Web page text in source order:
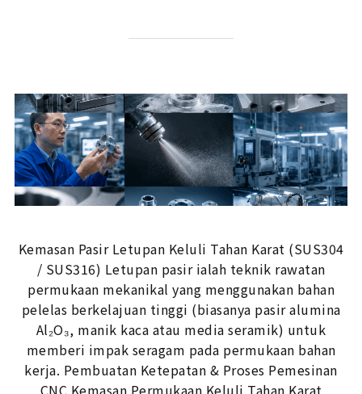
Kemasan Pasir Letupan Keluli Tahan Karat (SUS304
/ SUS316) Letupan pasir ialah teknik rawatan
permukaan mekanikal yang menggunakan bahan
pelelas berkelajuan tinggi (biasanya pasir alumina
Al₂O₃, manik kaca atau media seramik) untuk
memberi impak seragam pada permukaan bahan
kerja. Pembuatan Ketepatan & Proses Pemesinan